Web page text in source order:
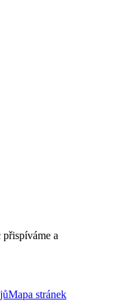
a
Mapa stránek